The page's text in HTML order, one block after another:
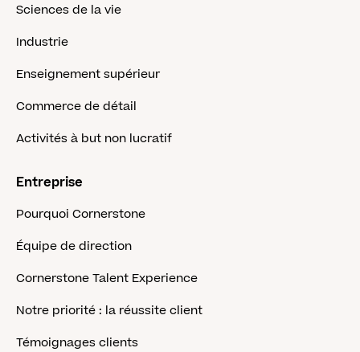
Sciences de la vie
Industrie
Enseignement supérieur
Commerce de détail
Activités à but non lucratif
Entreprise
Pourquoi Cornerstone
Équipe de direction
Cornerstone Talent Experience
Notre priorité : la réussite client
Témoignages clients